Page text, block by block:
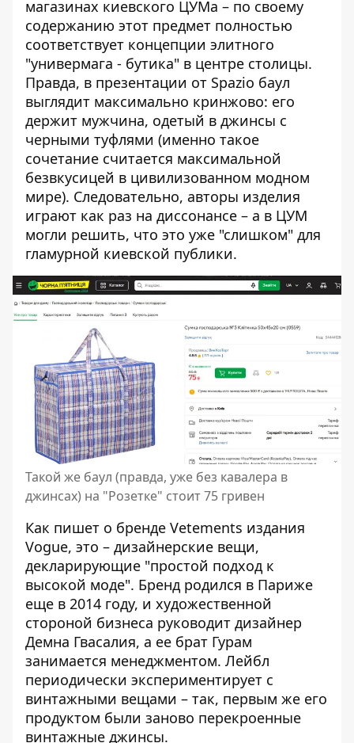
магазинах киевского ЦУМа – по своему
содержанию этот предмет полностью
соответствует концепции элитного
"универмага - бутика" в центре столицы.
Правда, в презентации от Spazio баул
выглядит максимально кринжово: его
держит мужчина, одетый в джинсы с
черными туфлями (именно такое
сочетание считается максимальной
безвкусицей в цивилизованном модном
мире). Следовательно, авторы изделия
играют как раз на диссонансе – а в ЦУМ
могли решить, что это уже "слишком" для
гламурной киевской публики.
Такой же баул (правда, уже без кавалера в
джинсах) на "Розетке" стоит 75 гривен
Как пишет о бренде Vetements издания
Vogue, это – дизайнерские вещи,
декларирующие "простой подход к
высокой моде". Бренд родился в Париже
еще в 2014 году, и художественной
стороной бизнеса руководит дизайнер
Демна Гвасалия, а ее брат Гурам
занимается менеджментом. Лейбл
периодически экспериментирует с
винтажными вещами – так, первым же его
продуктом были заново перекроенные
винтажные джинсы.